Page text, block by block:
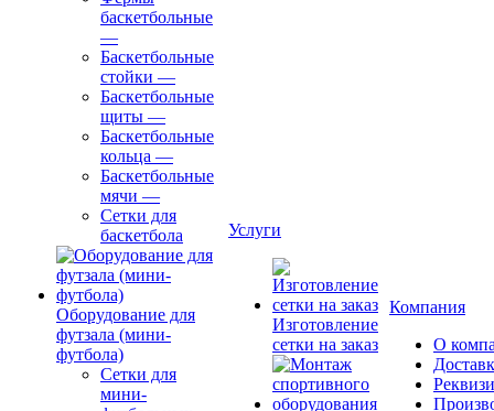
баскетбольные
—
Баскетбольные
стойки —
Баскетбольные
щиты —
Баскетбольные
кольца —
Баскетбольные
мячи —
Сетки для
баскетбола
Оборудование для
футзала (мини-
футбола)
Сетки для
мини-
Услуги
Изготовление
сетки на заказ
Компания
О